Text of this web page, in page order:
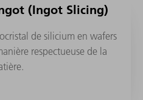
(Ingot Slicing)
de silicium en wafers
respectueuse de la